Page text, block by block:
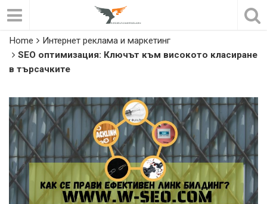
Home
Интернет реклама и маркетинг
SEO оптимизация: Ключът към високото класиране
в търсачките